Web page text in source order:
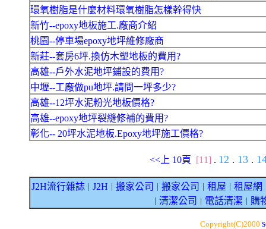
環氧樹脂是什麼材料環氧樹脂怎樣幹得快
新竹--epoxy地板施工.廠商介紹
桃園--停車場epoxy地坪維修廠商
新莊--套房6坪.換仿木塑地板的費用?
高雄--戶外水泥地坪鋪設的費用?
中壢--工廠做pu地坪.請問一坪多少?
高雄--12坪水泥粉光地板價格?
高雄--epoxy地坪裂縫修補的費用?
彰化-- 20坪水泥地板.Epoxy地坪施工價格?
<<上 10頁 [11] . 12 . 13 .
J2H流行雜誌 J2H 搬家公司 搬家公司 租屋 租屋網
清潔公司 電話清潔 購
Copyright(C)2000